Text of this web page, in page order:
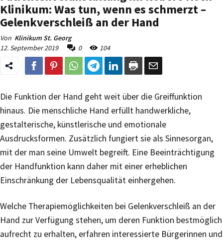
Klinikum: Was tun, wenn es schmerzt –
Gelenkverschleiß an der Hand
Von Klinikum St. Georg
12. September 2019
0 104
Die Funktion der Hand geht weit über die Greiffunktion
hinaus. Die menschliche Hand erfüllt handwerkliche,
gestalterische, künstlerische und emotionale
Ausdrucksformen. Zusätzlich fungiert sie als Sinnesorgan,
mit der man seine Umwelt begreift. Eine Beeinträchtigung
der Handfunktion kann daher mit einer erheblichen
Einschränkung der Lebensqualität einhergehen.
Welche Therapiemöglichkeiten bei Gelenkverschleiß an der
Hand zur Verfügung stehen, um deren Funktion bestmöglich
aufrecht zu erhalten, erfahren interessierte Bürgerinnen und